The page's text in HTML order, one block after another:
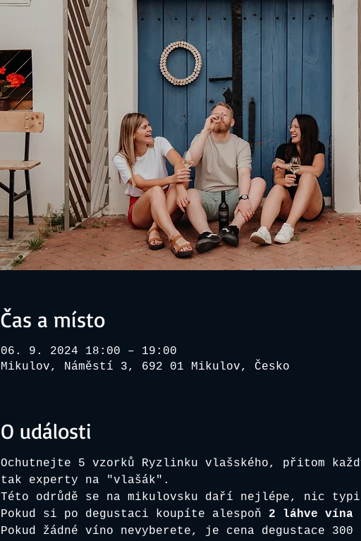
Čas a místo
06. 9. 2024 18:00 – 19:00
Mikulov, Náměstí 3, 692 01 Mikulov, Česko
O události
Ochutnejte 5 vzorků Ryzlinku vlašského, přitom
tak experty na "vlašák".
Této odrůdě se na mikulovsku daří nejlépe, nic
Pokud si po degustaci koupíte alespoň 2 láhve vína
Pokud žádné víno nevyberete, je cena degustace 300